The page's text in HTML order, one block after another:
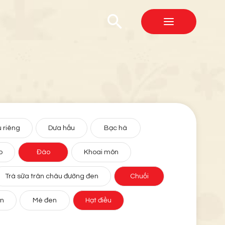
riêng Dưa hấu Bạc hà
Đào Khoai môn
Trà sữa trân châu đường đen Chuối
Mè đen Hạt điều